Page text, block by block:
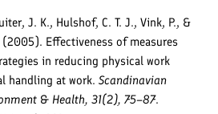
J. K., Hulshof, C. T. J., Vink, P., &
(2005). Effectiveness of measures
in reducing physical work
handling at work. Scandinavian
& Health, 31(2), 75–87.